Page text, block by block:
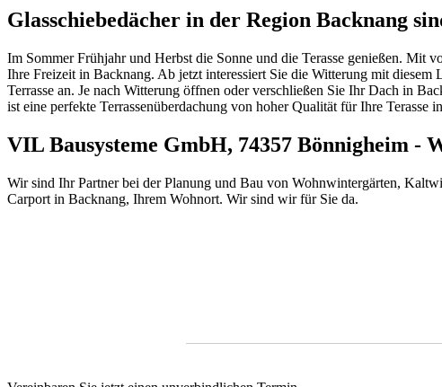
Glasschiebedächer in der Region Backnang
Im Sommer Frühjahr und Herbst die Sonne und die Terasse genießen. Mit
Ihre Freizeit in Backnang. Ab jetzt interessiert Sie die Witterung mit
Terrasse an. Je nach Witterung öffnen oder verschließen Sie Ihr Dach in
ist eine perfekte Terrassenüberdachung von hoher Qualität für Ihre Terasse
VIL Bausysteme GmbH, 74357 Bönnigheim -
Wir sind Ihr Partner bei der Planung und Bau von Wohnwintergärten,
Carport in Backnang, Ihrem Wohnort. Wir sind wir für Sie da.